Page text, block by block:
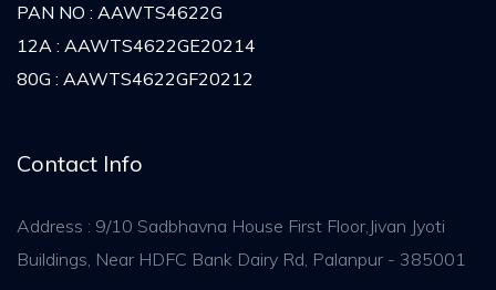
PAN NO : AAWTS4622G
12A : AAWTS4622GE20214
80G : AAWTS4622GF20212
Contact Info
Address : 9/10 Sadbhavna House First Floor,Jivan Jyoti
Buildings, Near HDFC Bank Dairy Rd, Palanpur - 385001